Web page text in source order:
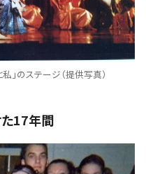
」のステージ（提供写真）
17年間